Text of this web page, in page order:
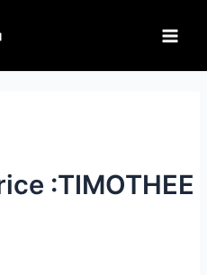
:TIMOTHEE